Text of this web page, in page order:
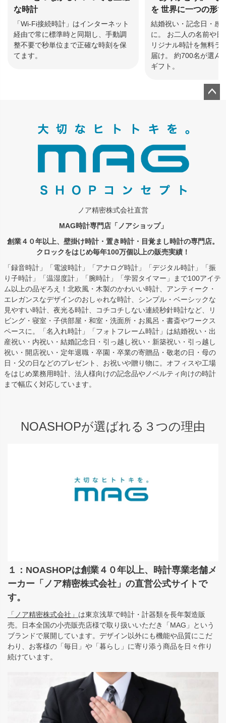
な時計
「Wi-Fi接続時計」はインターネット
経由で常に標準時と同期し、手動調
整不要で秒単位まで正確な時刻を保
てます。
を 世界に一つの形
結婚祝い・記念日・感
に。 お二人の名前や日
リジナル時計を無料ラ
届け。 約700名が選ん
ギフト。
ノア精密株式会社直営
MAG時計専門店「ノアショップ」
創業４０年以上、壁掛け時計・置き時計・目覚まし時計の専門店。
クロックをはじめ毎年100万個以上の販売実績！
「録音時計」「電波時計」「アナログ時計」「デジタル時計」「振
り子時計」「温湿度計」「腕時計」「学習タイマー」まで100アイテ
ム以上の品ぞろえ！北欧風・木製のかわいい時計、アンティーク・
エレガンスなデザインのおしゃれな時計、シンプル・ベーシックな
見やすい時計、夜光る時計、コチコチしない連続秒針時計など、リ
ビング・寝室・子供部屋・和室・洗面所・お風呂・書斎やワークス
ペースに。「名入れ時計」「フォトフレーム時計」は結婚祝い・出
産祝い・内祝い・結婚記念日・引っ越し祝い・新築祝い・引っ越し
祝い・開店祝い・定年退職・卒園・卒業の寄贈品・敬老の日・母の
日・父の日などのプレゼント、お祝いや贈り物に。オフィスや工場
をはじめ業務用時計、法人様向けの記念品やノベルティ向けの時計
まで幅広く対応しています。
NOASHOPが選ばれる３つの理由
１：NOASHOPは創業４０年以上、時計専業老舗メ
ーカー「ノア精密株式会社」の直営公式サイトで
す。
「ノア精密株式会社」 は東京浅草で時計・計器類を長年製造販
売。日本全国の小売販売店様で取り扱いいただき「MAG」という
ブランドで展開しています。デザイン以外にも機能や品質にこだ
わり、お客様の「毎日」や「暮らし」に寄り添う商品を日々作り
続けています。